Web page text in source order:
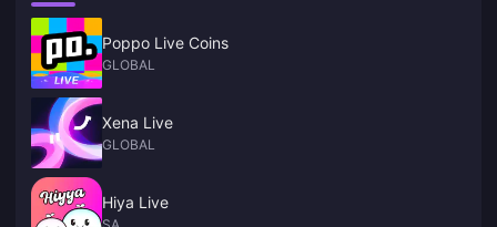
Poppo Live Coins
GLOBAL
Xena Live
GLOBAL
Hiya Live